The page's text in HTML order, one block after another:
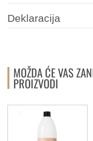
Deklaracija
MOŽDA ĆE VAS
PROIZVODI